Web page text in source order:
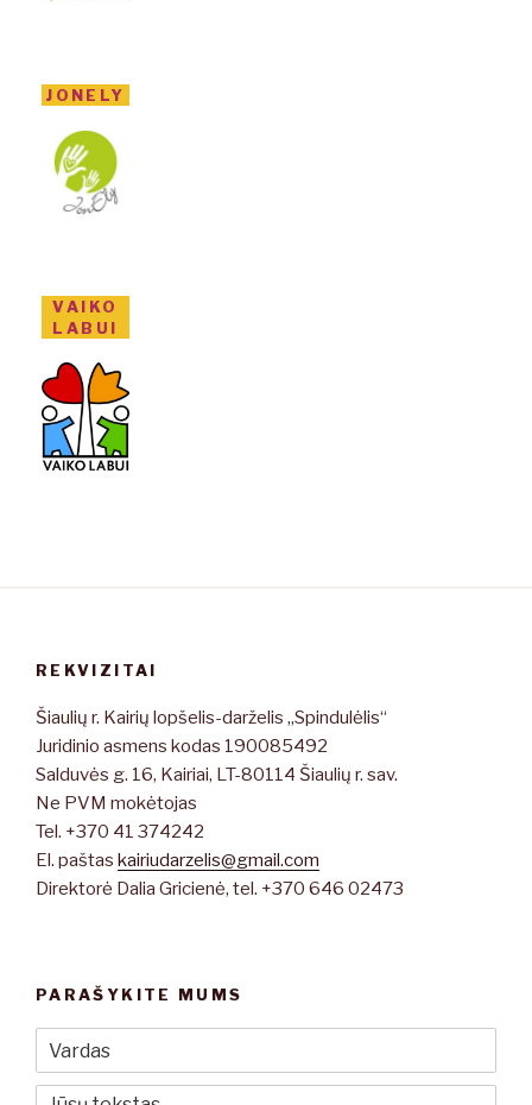
JONELY
VAIKO
LABUI
REKVIZITAI
Šiaulių r. Kairių lopšelis-darželis „Spindulėlis“
Juridinio asmens kodas 190085492
Salduvės g. 16, Kairiai, LT-80114 Šiaulių r. sav.
Ne PVM mokėtojas
Tel. +370 41 374242
El. paštas kairiudarzelis@gmail.com
Direktorė Dalia Gricienė, tel. +370 646 02473
PARAŠYKITE MUMS